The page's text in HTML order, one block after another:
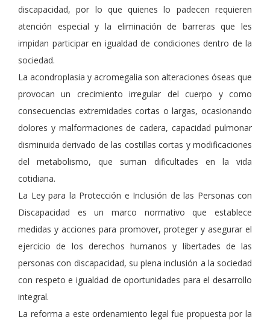
discapacidad, por lo que quienes lo padecen requieren
atención especial y la eliminación de barreras que les
impidan participar en igualdad de condiciones dentro de la
sociedad.
La acondroplasia y acromegalia son alteraciones óseas que
provocan un crecimiento irregular del cuerpo y como
consecuencias extremidades cortas o largas, ocasionando
dolores y malformaciones de cadera, capacidad pulmonar
disminuida derivado de las costillas cortas y modificaciones
del metabolismo, que suman dificultades en la vida
cotidiana.
La Ley para la Protección e Inclusión de las Personas con
Discapacidad es un marco normativo que establece
medidas y acciones para promover, proteger y asegurar el
ejercicio de los derechos humanos y libertades de las
personas con discapacidad, su plena inclusión a la sociedad
con respeto e igualdad de oportunidades para el desarrollo
integral.
La reforma a este ordenamiento legal fue propuesta por la